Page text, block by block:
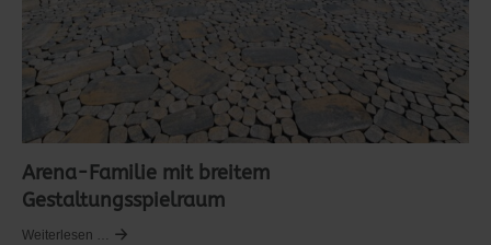
Arena-Familie mit breitem
Gestaltungsspielraum
Weiterlesen …